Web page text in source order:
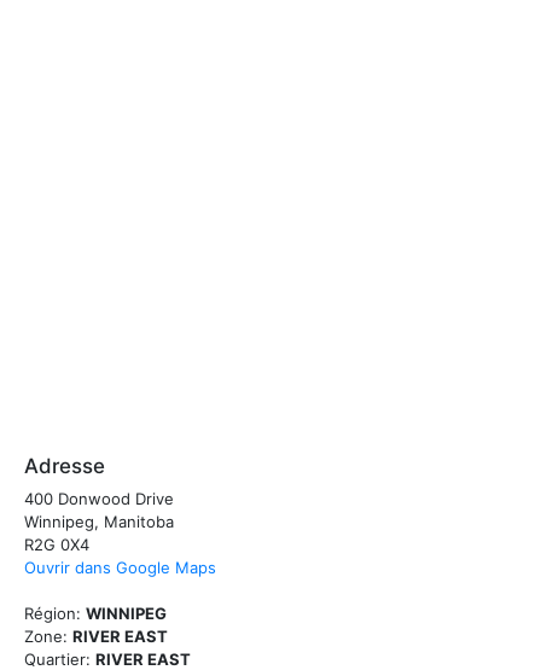
Adresse
400 Donwood Drive
Winnipeg, Manitoba
R2G 0X4
Ouvrir dans Google Maps
Région: WINNIPEG
Zone: RIVER EAST
Quartier: RIVER EAST